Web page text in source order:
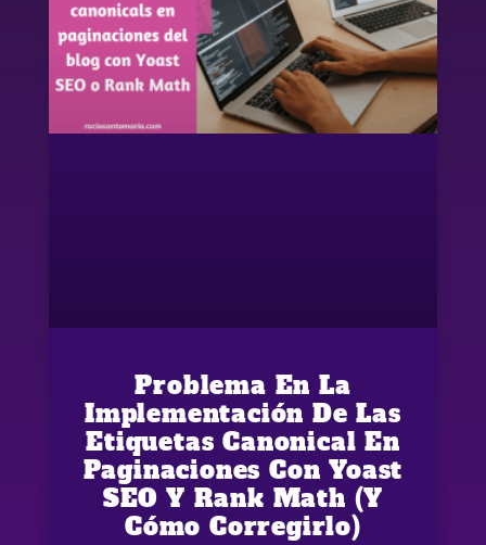
Problema En La
Implementación De Las
Etiquetas Canonical En
Paginaciones Con Yoast
SEO Y Rank Math (y
Cómo Corregirlo)